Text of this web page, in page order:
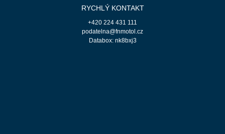
RYCHLÝ KONTAKT
+420 224 431 111
podatelna@fnmotol.cz
Databox: nk8bxj3